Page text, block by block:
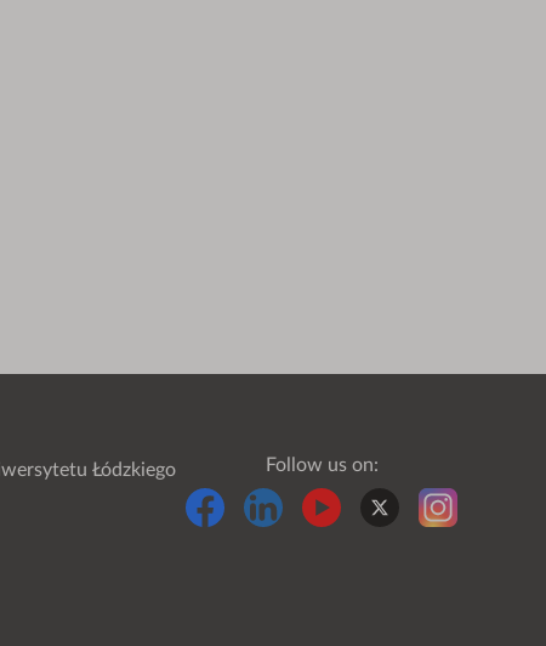
Łódzkiego
Follow us on: